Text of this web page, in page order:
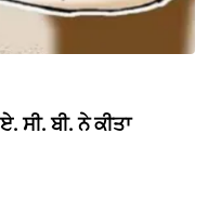
ਸੀ. ਬੀ. ਨੇ ਕੀਤਾ